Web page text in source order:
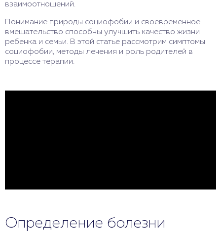
взаимоотношений.
Понимание природы социофобии и своевременное
вмешательство способны улучшить качество жизни
ребенка и семьи. В этой статье рассмотрим симптомы
социофобии, методы лечения и роль родителей в
процессе терапии.
Определение болезни